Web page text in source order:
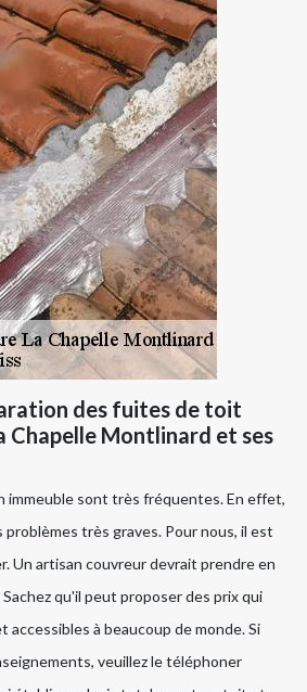
des fuites de toit
Chapelle Montlinard et ses
immeuble sont très fréquentes. En effet,
très graves. Pour nous, il est
Un artisan couvreur devrait prendre en
qu'il peut proposer des prix qui
à beaucoup de monde. Si
veuillez le téléphoner